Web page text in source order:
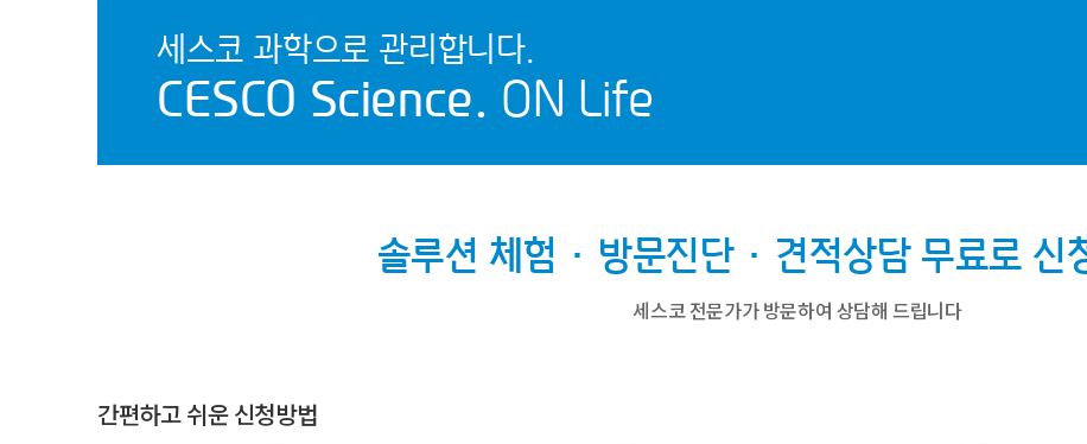
세스코 과학으로 관리합니다.
CESCO Science. ON Life
솔루션 체험·방문진단·견적상담 무료로 신
세스코 전문가가 방문하여 상담해 드립니다
간편하고 쉬운 신청방법